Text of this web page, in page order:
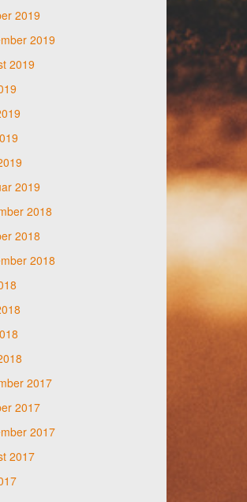
2019
2019
2019
2019
2018
2018
2018
2017
2017
2017
2017